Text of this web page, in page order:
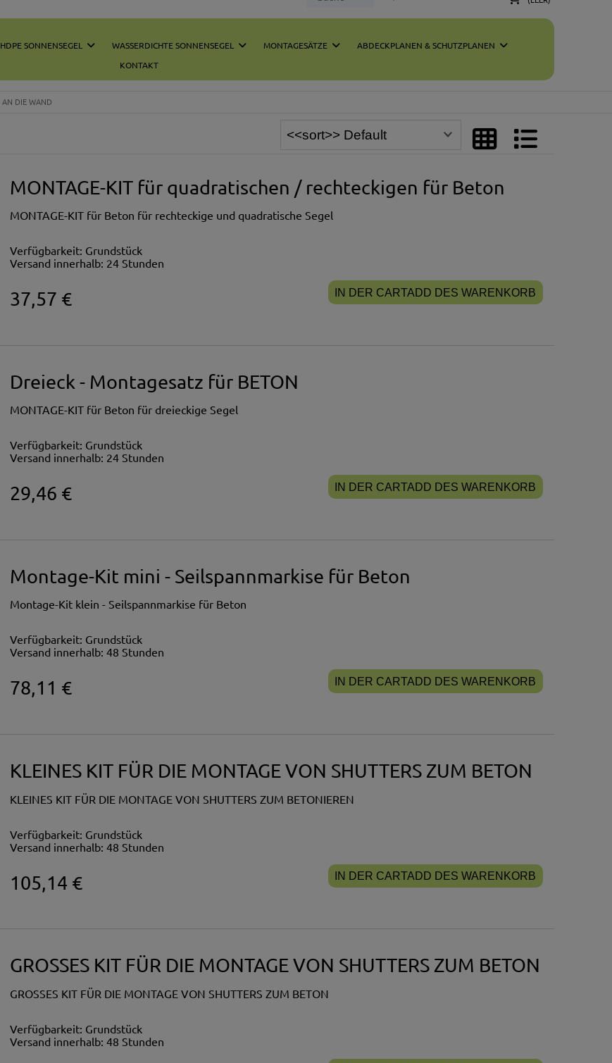
HDPE SONNENSEGEL WASSERDICHTE SONNENSEGEL MONTAGESÄTZE
ABDECKPLANEN & SCHUTZPLANEN
KONTAKT
AN DIE WAND
MONTAGE-KIT für quadratischen / rechteckigen für Beton
MONTAGE-KIT für Beton für rechteckige und quadratische Segel
Verfügbarkeit: Grundstück
Versand innerhalb: 24 Stunden
37,57 € IN DER CARTADD DES WARENKORB
Dreieck - Montagesatz für BETON
MONTAGE-KIT für Beton für dreieckige Segel
Verfügbarkeit: Grundstück
Versand innerhalb: 24 Stunden
29,46 € IN DER CARTADD DES WARENKORB
Montage-Kit mini - Seilspannmarkise für Beton
Montage-Kit klein - Seilspannmarkise für Beton
Verfügbarkeit: Grundstück
Versand innerhalb: 48 Stunden
78,11 € IN DER CARTADD DES WARENKORB
KLEINES KIT FÜR DIE MONTAGE VON SHUTTERS ZUM BETON
KLEINES KIT FÜR DIE MONTAGE VON SHUTTERS ZUM BETONIEREN
Verfügbarkeit: Grundstück
Versand innerhalb: 48 Stunden
105,14 € IN DER CARTADD DES WARENKORB
GROSSES KIT FÜR DIE MONTAGE VON SHUTTERS ZUM BETON
GROSSES KIT FÜR DIE MONTAGE VON SHUTTERS ZUM BETON
Verfügbarkeit: Grundstück
Versand innerhalb: 48 Stunden